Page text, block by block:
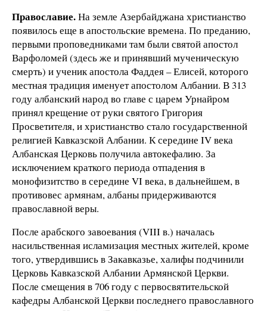
Православие.На земле Азербайджана христианство
появилось еще в апостольские времена. По преданию,
первыми проповедниками там были святой апостол
Варфоломей (здесь же и принявший мученическую
смерть) и ученик апостола Фаддея – Елисей, которого
местная традиция именует апостолом Албании. В 313
году албанский народ во главе с царем Урнайром
принял крещение от руки святого Григория
Просветителя, и христианство стало государственной
религией Кавказской Албании. К середине IV века
Албанская Церковь получила автокефалию. За
исключением краткого периода отпадения в
монофизитство в середине VI века, в дальнейшем, в
противовес армянам, албаны придерживаются
православной веры.
После арабского завоевания (VIII в.) началась
насильственная исламизация местных жителей, кроме
того, утвердившись в Закавказье, халифы подчинили
Церковь Кавказской Албании Армянской Церкви.
После смещения в 706 году с первосвятительской
кафедры Албанской Церкви последнего православного